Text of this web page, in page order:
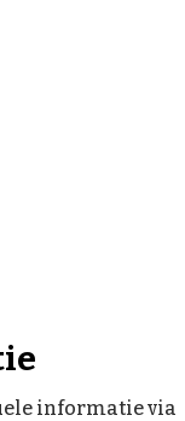
informatie via